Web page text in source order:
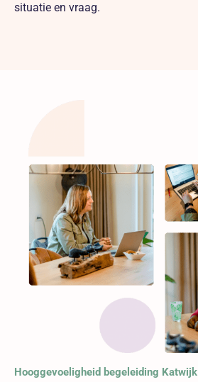
situatie en vraag.
Hooggevoeligheid begeleiding Katwijk